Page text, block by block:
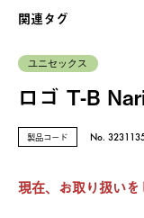
関連タグ
ユニセックス
ロゴ T-B
製品コード No.
現在、お取り扱いを